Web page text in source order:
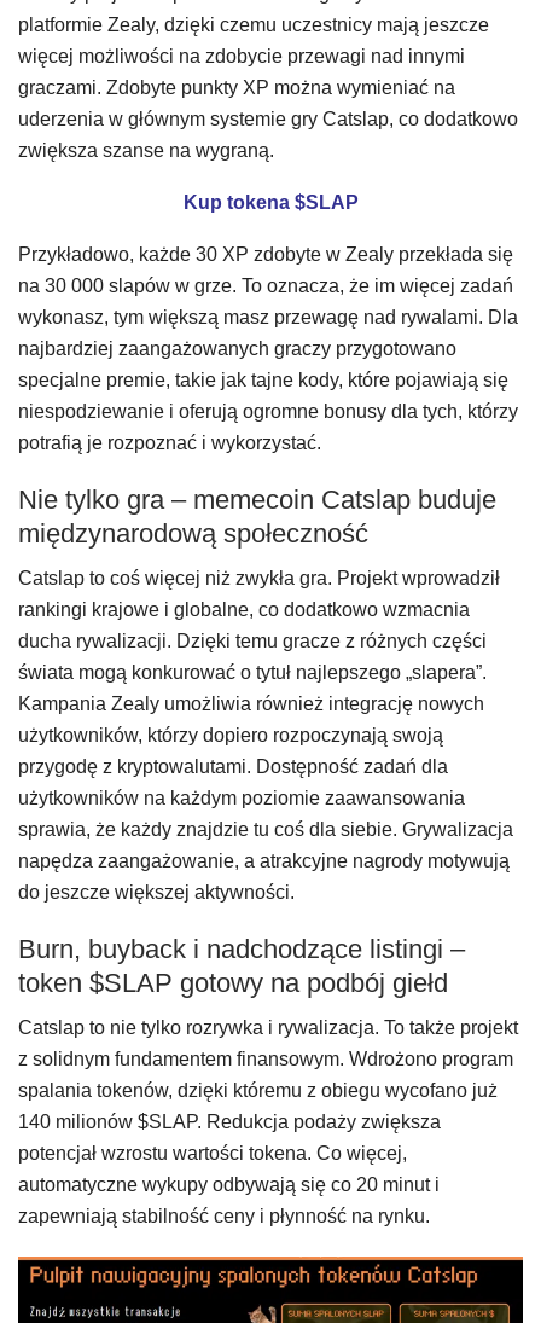
platformie Zealy, dzięki czemu uczestnicy mają jeszcze
więcej możliwości na zdobycie przewagi nad innymi
graczami. Zdobyte punkty XP można wymieniać na
uderzenia w głównym systemie gry Catslap, co dodatkowo
zwiększa szanse na wygraną.
Kup tokena $SLAP
Przykładowo, każde 30 XP zdobyte w Zealy przekłada się
na 30 000 slapów w grze. To oznacza, że im więcej zadań
wykonasz, tym większą masz przewagę nad rywalami. Dla
najbardziej zaangażowanych graczy przygotowano
specjalne premie, takie jak tajne kody, które pojawiają się
niespodziewanie i oferują ogromne bonusy dla tych, którzy
potrafią je rozpoznać i wykorzystać.
Nie tylko gra – memecoin Catslap buduje
międzynarodową społeczność
Catslap to coś więcej niż zwykła gra. Projekt wprowadził
rankingi krajowe i globalne, co dodatkowo wzmacnia
ducha rywalizacji. Dzięki temu gracze z różnych części
świata mogą konkurować o tytuł najlepszego „slapera”.
Kampania Zealy umożliwia również integrację nowych
użytkowników, którzy dopiero rozpoczynają swoją
przygodę z kryptowalutami. Dostępność zadań dla
użytkowników na każdym poziomie zaawansowania
sprawia, że każdy znajdzie tu coś dla siebie. Grywalizacja
napędza zaangażowanie, a atrakcyjne nagrody motywują
do jeszcze większej aktywności.
Burn, buyback i nadchodzące listingi –
token $SLAP gotowy na podbój giełd
Catslap to nie tylko rozrywka i rywalizacja. To także projekt
z solidnym fundamentem finansowym. Wdrożono program
spalania tokenów, dzięki któremu z obiegu wycofano już
140 milionów $SLAP. Redukcja podaży zwiększa
potencjał wzrostu wartości tokena. Co więcej,
automatyczne wykupy odbywają się co 20 minut i
zapewniają stabilność ceny i płynność na rynku.